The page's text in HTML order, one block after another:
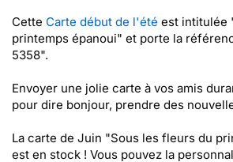
Cette Carte début de l'été est intitulée
printemps épanoui" et porte la
5358".
Envoyer une jolie carte à vos amis
pour dire bonjour, prendre des
La carte de Juin "Sous les fleurs du
est en stock ! Vous pouvez la